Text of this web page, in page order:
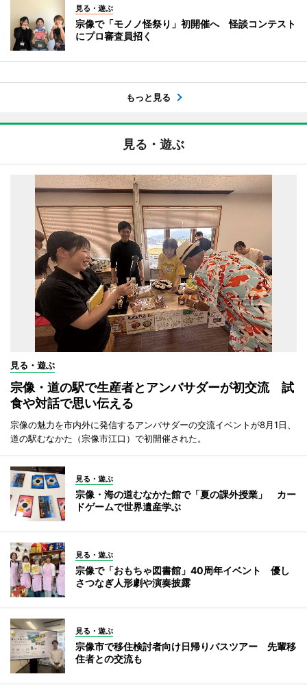
見る・遊ぶ
宗像で「モノノ怪祭り」初開催へ 怪談コンテスト
にプロ審査員招く
もっと見る
見る・遊ぶ
見る・遊ぶ
宗像・道の駅で生産者とアンバサダーが初交流 試
食や対話で思い伝える
宗像の魅力を市内外に発信するアンバサダーの交流イベントが8月1日、
道の駅むなかた（宗像市江口）で初開催された。
見る・遊ぶ
宗像・海の道むなかた館で「夏の課外授業」 カー
ドゲームで世界遺産学ぶ
見る・遊ぶ
宗像で「おもちゃ図書館」40周年イベント 優し
さつなぎ人形劇や演奏披露
見る・遊ぶ
宗像市で移住検討者向け日帰りバスツアー 先輩移
住者との交流も